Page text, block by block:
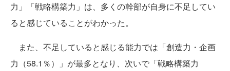
力」「戦略構築力」は、多くの幹部が自身に不足してい
ると感じていることがわかった。
また、不足していると感じる能力では「創造力・企画
力（58.1％）」が最多となり、次いで「戦略構築力